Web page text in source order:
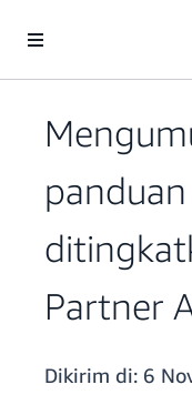
Partner
Dikirim di: 6